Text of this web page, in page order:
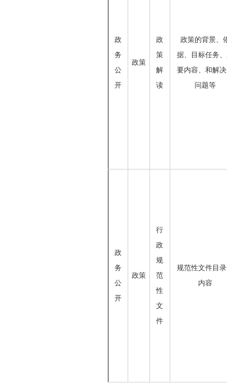
政
务
公
开
政策
政
策
解
读
政策的背景、
据、目标任务
要内容、和解
问题等
政
务
公
开
政策
行
政
规
范
性
文
件
规范性文件目
内容